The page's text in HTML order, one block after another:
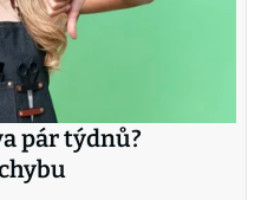
pár týdnů?